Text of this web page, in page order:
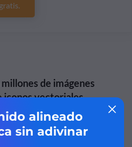
de imágenes
iconos vectoriales
es importante, así que antes de
infografía, tienes que